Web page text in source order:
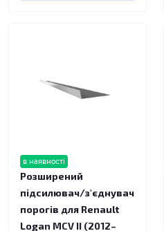
в наявності
Розширений
підсилювач/з'єднувач
порогів для Renault
Logan MCV II (2012–